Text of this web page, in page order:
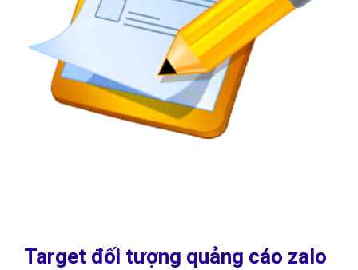
Target đối tượng quảng cáo zalo